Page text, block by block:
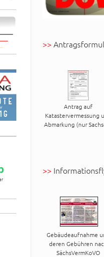
>>
Antrag auf
Katastervermessung
Abmarkung (nur
>>
Gebäudeaufnahme
deren Gebühren
SächsVermKoVO